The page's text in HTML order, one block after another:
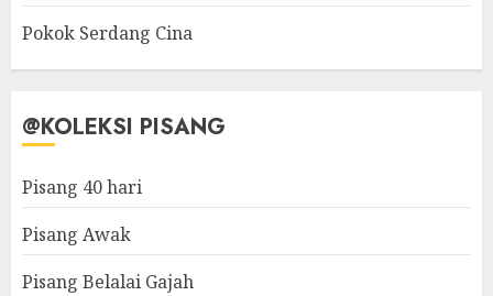
Pokok Serdang Cina
@KOLEKSI PISANG
Pisang 40 hari
Pisang Awak
Pisang Belalai Gajah